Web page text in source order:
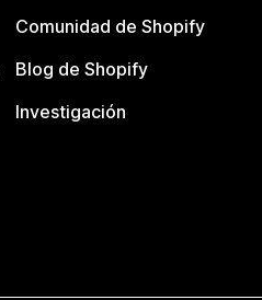
Comunidad de Shopify
Blog de Shopify
Investigación